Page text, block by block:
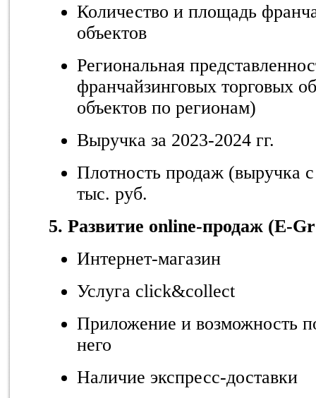
Количество и площадь
объектов
Региональная
франчайзинговых торговых
объектов по регионам)
Выручка за 2023-2024 гг.
Плотность продаж (выручка
тыс. руб.
5. Развитие online-продаж (E-
Интернет-магазин
Услуга click&collect
Приложение и возможность
него
Наличие экспресс-доставки